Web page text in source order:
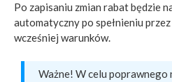
Po zapisaniu zmian rabat będzie
automatyczny po spełnieniu
wcześniej warunków.
Ważne! W celu poprawnego